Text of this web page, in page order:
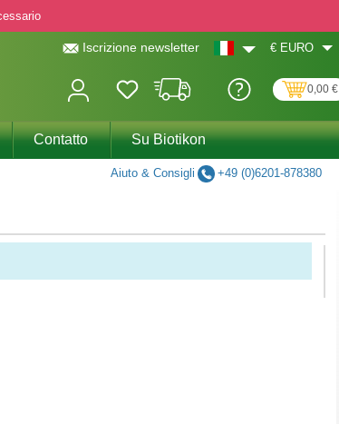
Iscrizione newsletter € EURO
0,00 €
Contatto Su Biotikon
Aiuto & Consigli +49 (0)6201-878380